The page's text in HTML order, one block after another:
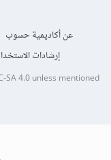
عن أكاديمية حسوب
إرشادات
SA 4.0unless mentioned